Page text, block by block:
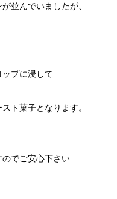
並んでいましたが、
プに浸して
ト菓子となります。
でご安心下さい